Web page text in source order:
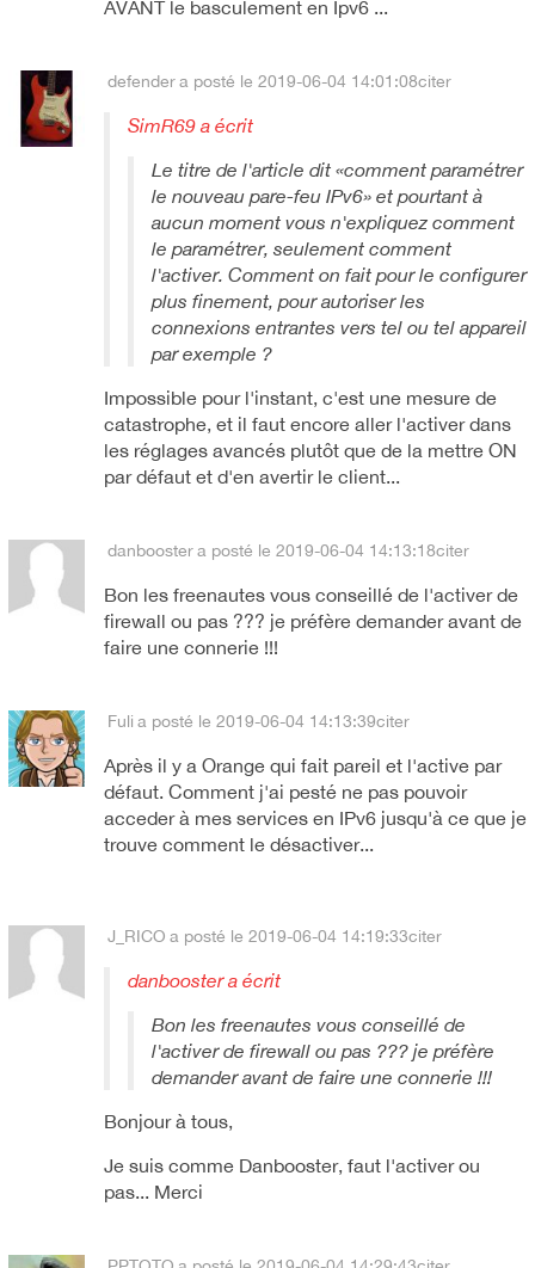
AVANT le basculement en Ipv6 ...
defender a posté le 2019-06-04 14:01:08citer
SimR69 a écrit
Le titre de l'article dit «comment paramétrer
le nouveau pare-feu IPv6» et pourtant à
aucun moment vous n'expliquez comment
le paramétrer, seulement comment
l'activer. Comment on fait pour le configurer
plus finement, pour autoriser les
connexions entrantes vers tel ou tel appareil
par exemple ?
Impossible pour l'instant, c'est une mesure de
catastrophe, et il faut encore aller l'activer dans
les réglages avancés plutôt que de la mettre ON
par défaut et d'en avertir le client...
danbooster a posté le 2019-06-04 14:13:18citer
Bon les freenautes vous conseillé de l'activer de
firewall ou pas ??? je préfère demander avant de
faire une connerie !!!
Fuli a posté le 2019-06-04 14:13:39citer
Après il y a Orange qui fait pareil et l'active par
défaut. Comment j'ai pesté ne pas pouvoir
acceder à mes services en IPv6 jusqu'à ce que je
trouve comment le désactiver...
J_RICO a posté le 2019-06-04 14:19:33citer
danbooster a écrit
Bon les freenautes vous conseillé de
l'activer de firewall ou pas ??? je préfère
demander avant de faire une connerie !!!
Bonjour à tous,
Je suis comme Danbooster, faut l'activer ou
pas... Merci